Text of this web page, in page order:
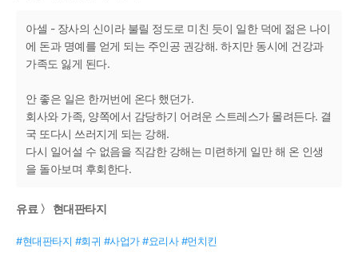
아셀 - 장사의 신이라 불릴 정도로 미친 듯이 일한 덕에 젊은 나이
에 돈과 명예를 얻게 되는 주인공 권강해. 하지만 동시에 건강과
가족도 잃게 된다.
안 좋은 일은 한꺼번에 온다 했던가.
회사와 가족, 양쪽에서 감당하기 어려운 스트레스가 몰려든다. 결
국 또다시 쓰러지게 되는 강해.
다시 일어설 수 없음을 직감한 강해는 미련하게 일만 해 온 인생
을 돌아보며 후회한다.
유료 〉 현대판타지
#현대판타지 #회귀 #사업가 #요리사 #먼치킨